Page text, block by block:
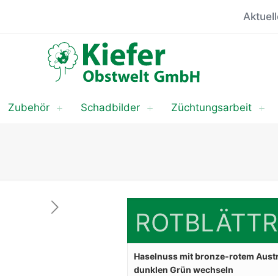
Zubehör Schadbilder Züchtungsarbeit
Haselnuss mit bronze-rotem
dunklen Grün wechseln